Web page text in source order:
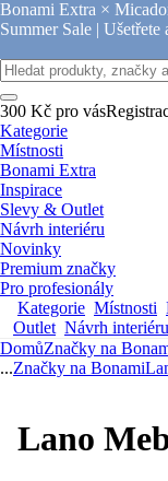
Bonami Extra ×
Summer Sale | Ušetřete
300 Kč pro vás
Kategorie
Místnosti
Bonami Extra
Inspirace
Slevy & Outlet
Návrh interiéru
Novinky
Premium značky
Pro profesionály
Kategorie Místnosti
Outlet Návrh interiéru
DomůZnačky na
...Značky na Bonami
Lano